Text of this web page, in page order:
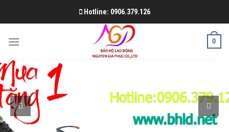
Hotline: 0906.379.126
0